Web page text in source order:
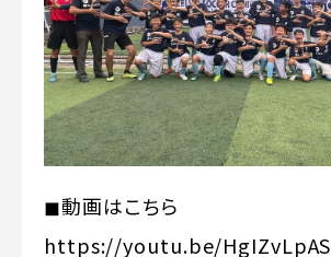
◼︎動画はこちら
https://youtu.be/